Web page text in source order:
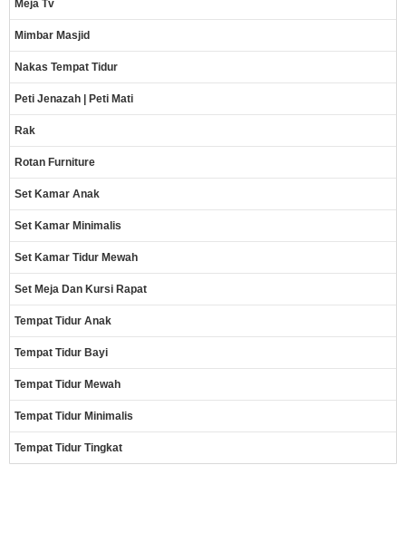
Meja Tv
Mimbar Masjid
Nakas Tempat Tidur
Peti Jenazah | Peti Mati
Rak
Rotan Furniture
Set Kamar Anak
Set Kamar Minimalis
Set Kamar Tidur Mewah
Set Meja Dan Kursi Rapat
Tempat Tidur Anak
Tempat Tidur Bayi
Tempat Tidur Mewah
Tempat Tidur Minimalis
Tempat Tidur Tingkat